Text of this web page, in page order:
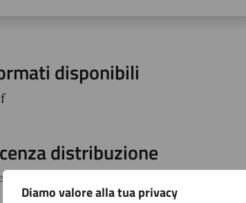
Diamo valore alla tua privacy
disponibili
distribuzione
aperta